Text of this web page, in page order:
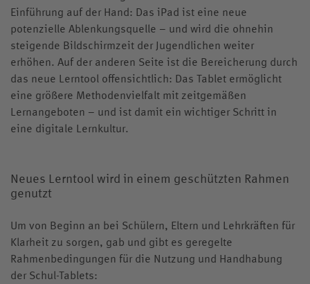
Einführung auf der Hand: Das iPad ist eine neue
potenzielle Ablenkungsquelle – und wird die ohnehin
steigende Bildschirmzeit der Jugendlichen weiter
erhöhen. Auf der anderen Seite ist die Bereicherung durch
das neue Lerntool offensichtlich: Das Tablet ermöglicht
eine größere Methodenvielfalt mit zeitgemäßen
Lernangeboten – und ist damit ein wichtiger Schritt in
eine digitale Lernkultur.
Neues Lerntool wird in einem geschützten Rahmen
genutzt
Um von Beginn an bei Schülern, Eltern und Lehrkräften für
Klarheit zu sorgen, gab und gibt es geregelte
Rahmenbedingungen für die Nutzung und Handhabung
der Schul-Tablets: